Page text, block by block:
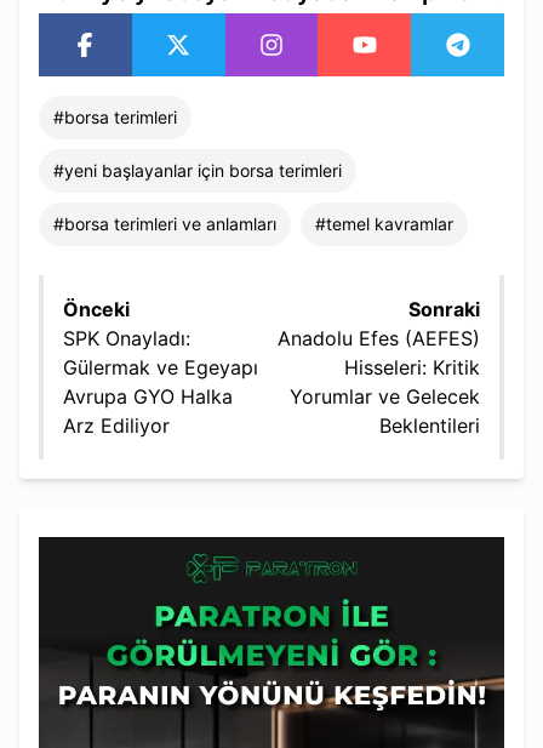
#borsa terimleri​
#yeni başlayanlar için borsa terimleri​
#borsa terimleri ve anlamları​ #temel kavramlar​
Önceki
SPK Onayladı:
Gülermak ve Egeyapı
Avrupa GYO Halka
Arz Ediliyor
Sonraki
Anadolu Efes (AEFES)
Hisseleri: Kritik
Yorumlar ve Gelecek
Beklentileri